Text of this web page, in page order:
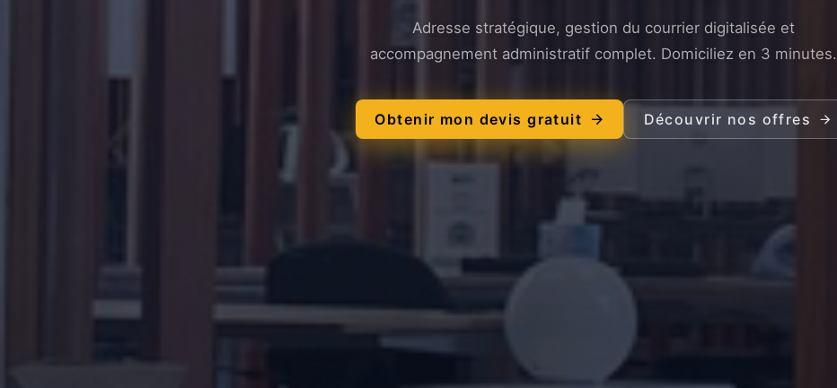
Adresse stratégique, gestion du courrier digitalisée et
accompagnement administratif complet. Domiciliez en 3 minutes.
Obtenir mon devis gratuit Découvrir nos offres